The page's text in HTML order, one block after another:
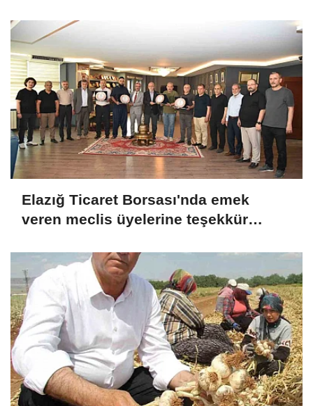
Elazığ Ticaret Borsası'nda emek
veren meclis üyelerine teşekkür